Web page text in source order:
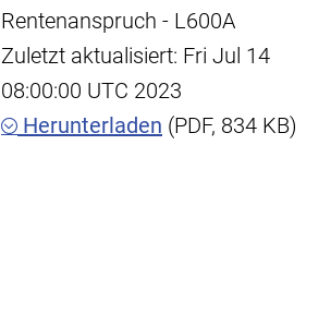
Rentenanspruch - L600A
Zuletzt aktualisiert: Fri Jul 14
08:00:00 UTC 2023
Herunterladen (PDF, 834 KB)